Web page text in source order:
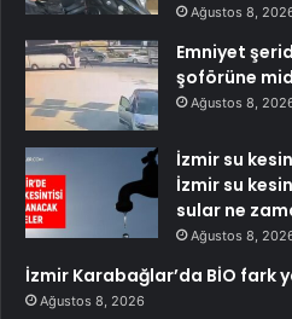
Ağustos 8,
Emniyet
şoförüne
Ağustos 8,
İzmir su
İzmir su
sular ne
Ağustos 8,
İzmir Karabağlar’da BİO fark
Ağustos 8, 2026